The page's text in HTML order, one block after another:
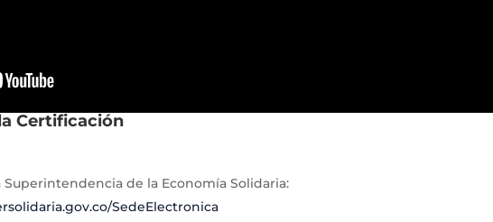
Certificación
de la Economía Solidaria:
SedeElectronica